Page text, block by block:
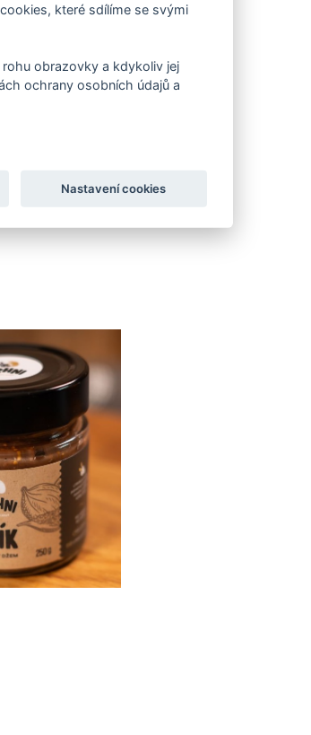
které sdílíme se svými
obrazovky a kdykoliv jej
ochrany osobních údajů a
Nastavení cookies